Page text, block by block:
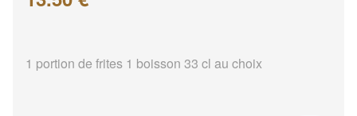
1 portion de frites 1 boisson 33 cl au choix